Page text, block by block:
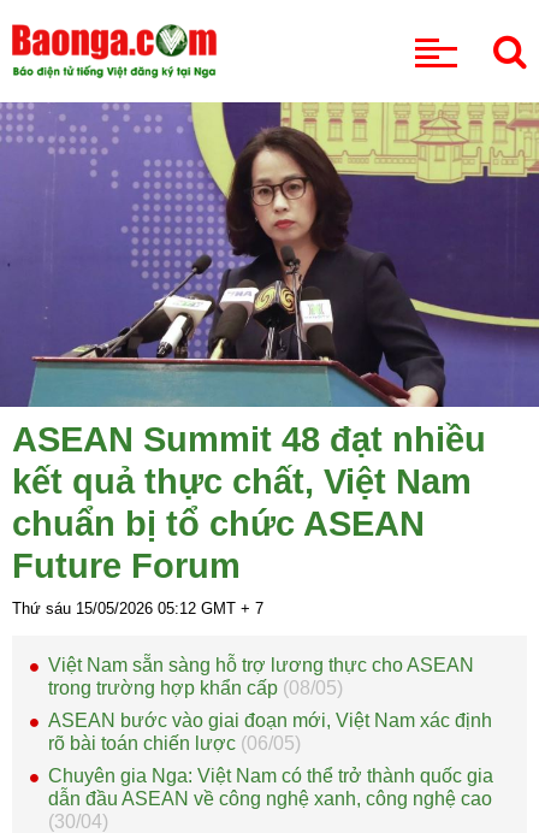
ASEAN Summit 48 đạt nhiều
kết quả thực chất, Việt Nam
chuẩn bị tổ chức ASEAN
Future Forum
Thứ sáu 15/05/2026 05:12 GMT + 7
Việt Nam sẵn sàng hỗ trợ lương thực cho ASEAN
trong trường hợp khẩn cấp (08/05)
ASEAN bước vào giai đoạn mới, Việt Nam xác định
rõ bài toán chiến lược (06/05)
Chuyên gia Nga: Việt Nam có thể trở thành quốc gia
dẫn đầu ASEAN về công nghệ xanh, công nghệ cao
(30/04)